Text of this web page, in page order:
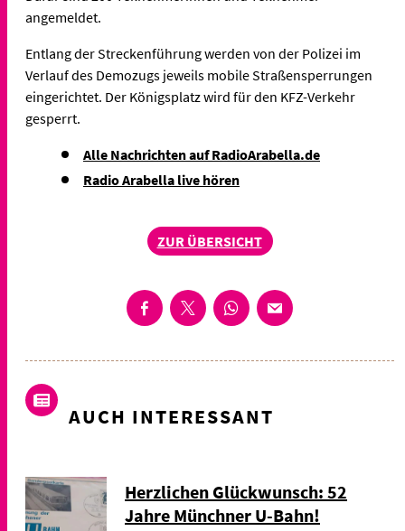
angemeldet.
Entlang der Streckenführung werden von der Polizei im
Verlauf des Demozugs jeweils mobile Straßensperrungen
eingerichtet. Der Königsplatz wird für den KFZ-Verkehr
gesperrt.
Alle Nachrichten auf RadioArabella.de
Radio Arabella live hören
ZUR ÜBERSICHT
AUCH INTERESSANT
Herzlichen Glückwunsch: 52
Jahre Münchner U-Bahn!